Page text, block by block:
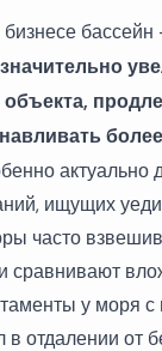
бизнесе
значительно
актуально
ищущих
часто
сравнивают
у моря с
в отдалении от